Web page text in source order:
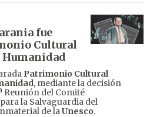
fue
Cultural
Patrimonio Cultural
, mediante la decisión
Reunión del Comité
la Salvaguardia del
de laUnesco.